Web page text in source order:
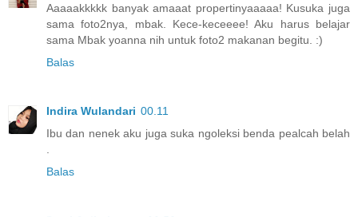
Aaaaakkkkk banyak amaaat propertinyaaaaa! Kusuka juga
sama foto2nya, mbak. Kece-keceeee! Aku harus belajar
sama Mbak yoanna nih untuk foto2 makanan begitu. :)
Balas
Indira Wulandari 00.11
Ibu dan nenek aku juga suka ngoleksi benda pealcah belah
.
Balas